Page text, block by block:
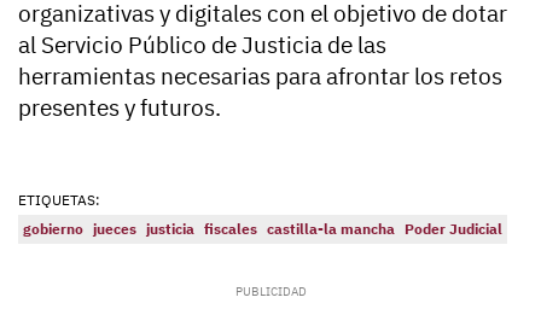
organizativas y digitales con el objetivo de dotar
al Servicio Público de Justicia de las
herramientas necesarias para afrontar los retos
presentes y futuros.
ETIQUETAS:
gobierno jueces justicia fiscales castilla-la mancha Poder Judicial